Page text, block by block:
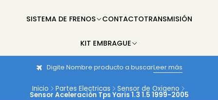
SISTEMA DE FRENOS CONTACTOTRANSMISIÓN
KIT EMBRAGUE
Digite Nombre producto a buscarLeer más
Inicio Partes Electricas Sensor de Oxigeno
Sensor Aceleración Tps Yaris 1.3 1.5 1999-2005